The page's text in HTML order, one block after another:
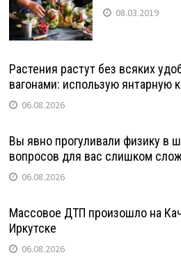
08.03.2019
Растения растут без всяких
вагонами: использую янтарную
06.08.2026
Вы явно прогуливали физику в
вопросов для вас слишком
06.08.2026
Массовое ДТП произошло на
Иркутске
06.08.2026